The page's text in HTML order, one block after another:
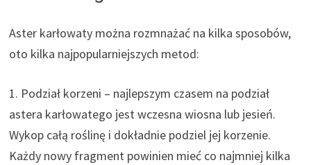
Aster karłowaty można rozmnażać na kilka sposobów,
oto kilka najpopularniejszych metod:
1. Podział korzeni – najlepszym czasem na podział
astera karłowatego jest wczesna wiosna lub jesień.
Wykop całą roślinę i dokładnie podziel jej korzenie.
Każdy nowy fragment powinien mieć co najmniej kilka